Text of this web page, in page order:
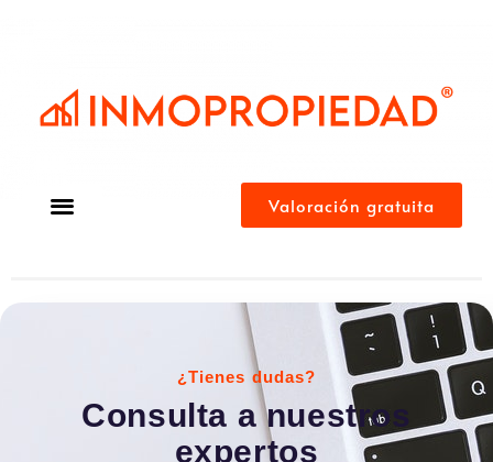
Valoración gratuita
¿Tienes dudas?
Consulta a nuestros
expertos